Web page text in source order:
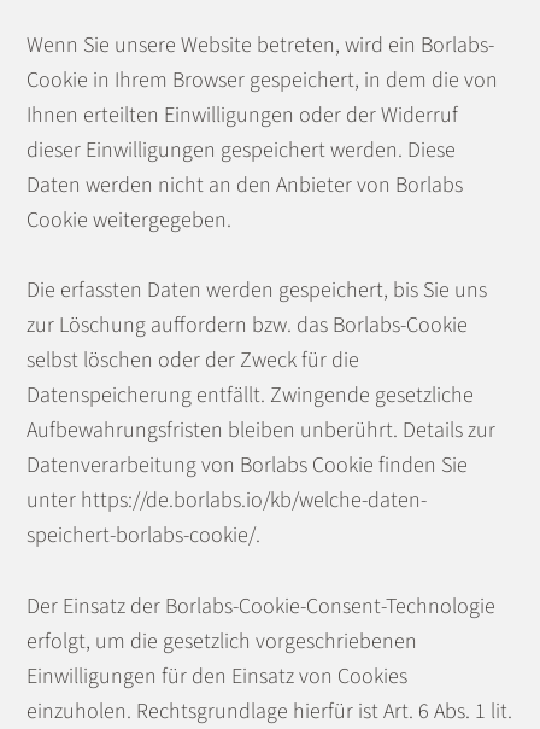
Wenn Sie unsere Website betreten, wird ein Borlabs-
Cookie in Ihrem Browser gespeichert, in dem die von
Ihnen erteilten Einwilligungen oder der Widerruf
dieser Einwilligungen gespeichert werden. Diese
Daten werden nicht an den Anbieter von Borlabs
Cookie weitergegeben.
Die erfassten Daten werden gespeichert, bis Sie uns
zur Löschung auffordern bzw. das Borlabs-Cookie
selbst löschen oder der Zweck für die
Datenspeicherung entfällt. Zwingende gesetzliche
Aufbewahrungsfristen bleiben unberührt. Details zur
Datenverarbeitung von Borlabs Cookie finden Sie
unter https://de.borlabs.io/kb/welche-daten-
speichert-borlabs-cookie/.
Der Einsatz der Borlabs-Cookie-Consent-Technologie
erfolgt, um die gesetzlich vorgeschriebenen
Einwilligungen für den Einsatz von Cookies
einzuholen. Rechtsgrundlage hierfür ist Art. 6 Abs. 1 lit.